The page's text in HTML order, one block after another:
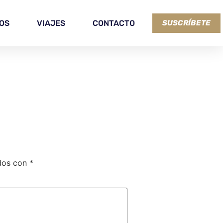
VIAJES CONTACTO SUSCRÍBETE
con *